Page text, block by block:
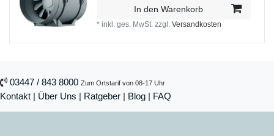
In den Warenkorb
*inkl. ges. MwSt. zzgl.Versandkosten
03447 / 843 8000 Zum Ortstarif von 08-17 Uhr
Kontakt | Über Uns | Ratgeber | Blog | FAQ